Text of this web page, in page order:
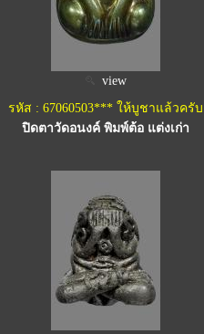
view
รหัส : 67060503*** ให้บูชาแล้วครับ
ปิดตาวัดอนงค์ พิมพ์ต้อ แต่งเก่า